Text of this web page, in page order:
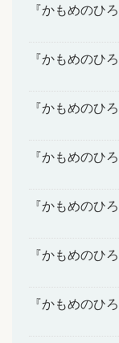
『かもめの
『かもめの
『かもめの
『かもめの
『かもめの
『かもめの
『かもめの